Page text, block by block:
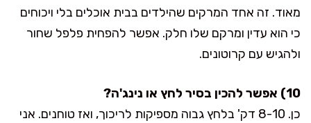
מאוד. זה אחד המרקים שהילדים בבית אוכלים בלי ויכוחים
כי הוא עדין ומרקם שלו חלק. אפשר להפחית פלפל שחור
ולהגיש עם קרוטונים.
10) אפשר להכין בסיר לחץ או נינג'ה?
כן. 8-10 דק' בלחץ גבוה מספיקות לריכוך, ואז טוחנים. אני